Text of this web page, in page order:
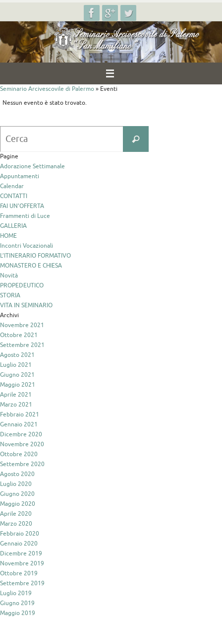
contenuto
Seminario Arcivescovile di Palermo » Eventi
Nessun evento è stato trovato.
Cerca
Pagine
Adorazione Settimanale
Appuntamenti
Calendar
CONTATTI
FAI UN’OFFERTA
Frammenti di Luce
GALLERIA
HOME
Incontri Vocazionali
L’ITINERARIO FORMATIVO
MONASTERO E CHIESA
Novità
PROPEDEUTICO
STORIA
VITA IN SEMINARIO
Archivi
Novembre 2021
Ottobre 2021
Settembre 2021
Agosto 2021
Luglio 2021
Giugno 2021
Maggio 2021
Aprile 2021
Marzo 2021
Febbraio 2021
Gennaio 2021
Dicembre 2020
Novembre 2020
Ottobre 2020
Settembre 2020
Agosto 2020
Luglio 2020
Giugno 2020
Maggio 2020
Aprile 2020
Marzo 2020
Febbraio 2020
Gennaio 2020
Dicembre 2019
Novembre 2019
Ottobre 2019
Settembre 2019
Luglio 2019
Giugno 2019
Maggio 2019